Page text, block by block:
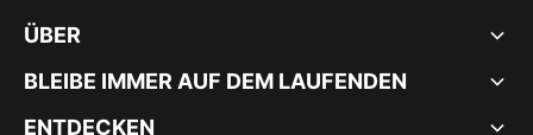
ÜBER
BLEIBE IMMER AUF DEM LAUFENDEN
ENTDECKEN